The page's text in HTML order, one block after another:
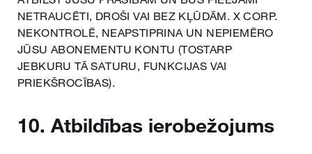
NETRAUCĒTI, DROŠI VAI BEZ KĻŪDĀM. X CORP.
NEKONTROLĒ, NEAPSTIPRINA UN NEPIEMĒRO
JŪSU ABONEMENTU KONTU (TOSTARP
JEBKURU TĀ SATURU, FUNKCIJAS VAI
PRIEKŠROCĪBAS).
10. Atbildības ierobežojums